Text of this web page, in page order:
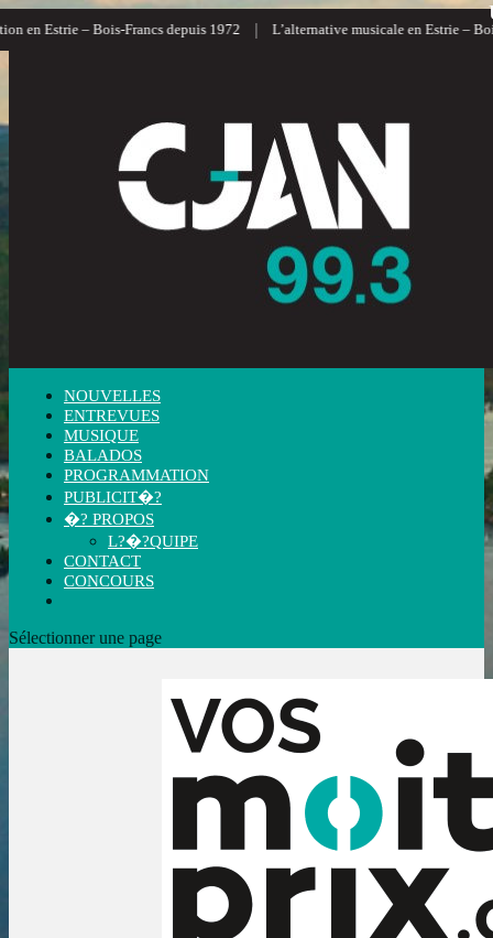
en Estrie – Bois-Francs depuis 1972 | L’alternative musicale en Estrie – Bois-
NOUVELLES
ENTREVUES
MUSIQUE
BALADOS
PROGRAMMATION
PUBLICIT�?
�? PROPOS
L?�?QUIPE
CONTACT
CONCOURS
Sélectionner une page